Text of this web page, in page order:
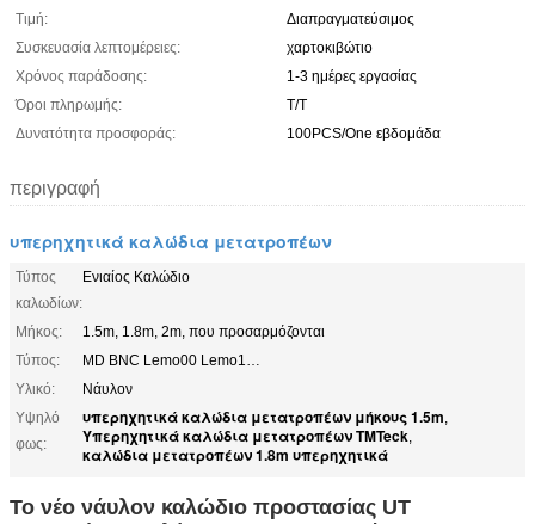
Τιμή:
Διαπραγματεύσιμος
Συσκευασία λεπτομέρειες:
χαρτοκιβώτιο
Χρόνος παράδοσης:
1-3 ημέρες εργασίας
Όροι πληρωμής:
T/T
Δυνατότητα προσφοράς:
100PCS/One εβδομάδα
περιγραφή
υπερηχητικά καλώδια μετατροπέων
Τύπος
καλωδίων:
Ενιαίος Καλώδιο
Μήκος:
1.5m, 1.8m, 2m, που προσαρμόζονται
Τύπος:
MD BNC Lemo00 Lemo1…
Υλικό:
Νάυλον
Υψηλό
φως:
υπερηχητικά καλώδια μετατροπέων μήκους 1.5m,
Υπερηχητικά καλώδια μετατροπέων TMTeck,
καλώδια μετατροπέων 1.8m υπερηχητικά
Το νέο νάυλον καλώδιο προστασίας UT